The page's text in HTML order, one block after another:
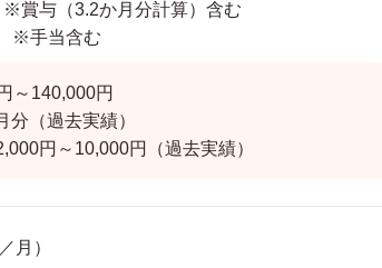
賞与（3.2か月分計算）含む
※手当含む
～140,000円
（過去実績）
円～10,000円（過去実績）
月）